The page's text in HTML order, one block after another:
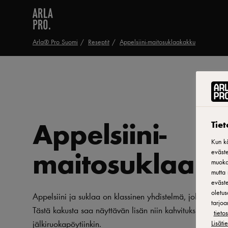
Arla® Pro Suomi Reseptit Appelsiini-maitosuklaakakku
Appelsiini-
Appelsiini ja suklaa on klassinen yhdistelmä, joka
Tästä kakusta saa näyttävän lisän niin kahvituksiin kuin
jälkiruokapöytiinkin.
Kun